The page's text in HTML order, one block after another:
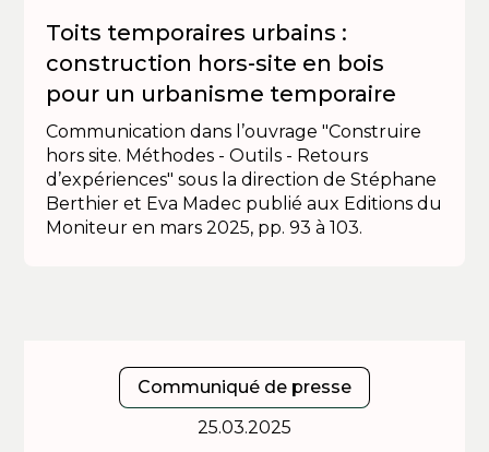
Toits temporaires urbains :
construction hors-site en bois
pour un urbanisme temporaire
Communication dans l’ouvrage "Construire
hors site. Méthodes - Outils - Retours
d’expériences" sous la direction de Stéphane
Berthier et Eva Madec publié aux Editions du
Moniteur en mars 2025, pp. 93 à 103.
Communiqué de presse
25.03.2025